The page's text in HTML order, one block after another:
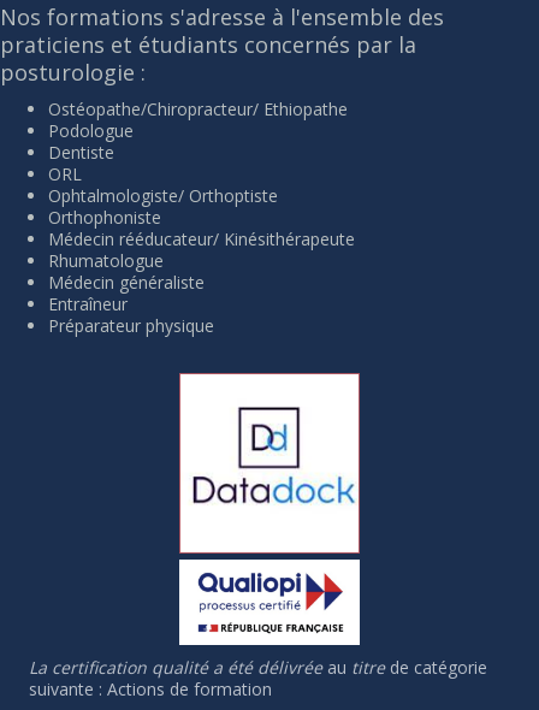
Nos formations s'adresse à l'ensemble des
praticiens et étudiants concernés par la
posturologie :
Ostéopathe/Chiropracteur/ Ethiopathe
Podologue
Dentiste
ORL
Ophtalmologiste/ Orthoptiste
Orthophoniste
Médecin rééducateur/ Kinésithérapeute
Rhumatologue
Médecin généraliste
Entraîneur
Préparateur physique
La certification qualité a été délivréeau titrede catégorie
suivante : Actions de formation